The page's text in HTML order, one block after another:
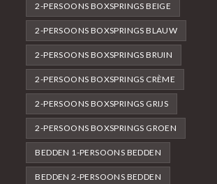
2-PERSOONS BOXSPRINGS BEIGE
2-PERSOONS BOXSPRINGS BLAUW
2-PERSOONS BOXSPRINGS BRUIN
2-PERSOONS BOXSPRINGS CRÈME
2-PERSOONS BOXSPRINGS GRIJS
2-PERSOONS BOXSPRINGS GROEN
BEDDEN 1-PERSOONS BEDDEN
BEDDEN 2-PERSOONS BEDDEN